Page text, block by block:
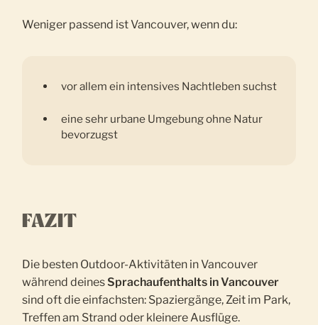
Weniger passend ist Vancouver, wenn du:
vor allem ein intensives Nachtleben suchst
eine sehr urbane Umgebung ohne Natur
bevorzugst
FAZIT
Die besten Outdoor-Aktivitäten in Vancouver
während deinesSprachaufenthalts in Vancouver
sind oft die einfachsten: Spaziergänge, Zeit im Park,
Treffen am Strand oder kleinere Ausflüge.